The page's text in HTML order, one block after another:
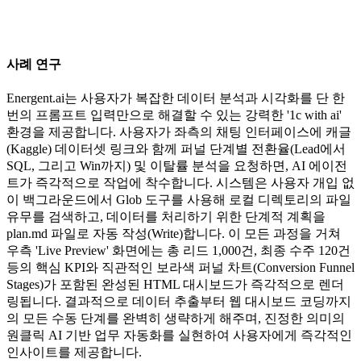
사례 연구
Energent.ai는 사용자가 복잡한 데이터 분석과 시각화를 단 한
번의 프롬프트 입력만으로 해결할 수 있는 강력한 '1c with ai'
환경을 제공합니다. 사용자가 좌측의 채팅 인터페이스에 캐글
(Kaggle) 데이터셋 링크와 함께 퍼널 단계별 전환율(Lead에서
SQL, 그리고 Win까지) 및 이탈률 분석을 요청하면, AI 에이전
트가 즉각적으로 작업에 착수합니다. 시스템은 사용자 개입 없
이 백그라운드에서 Glob 도구를 사용해 로컬 디렉토리의 파일
유무를 검색하고, 데이터를 처리하기 위한 단계적 계획을
plan.md 파일로 자동 작성(Write)합니다. 이 모든 과정을 거쳐
우측 'Live Preview' 화면에는 총 리드 1,000건, 최종 수주 120건
등의 핵심 KPI와 직관적인 보라색 퍼널 차트(Conversion Funnel
Stages)가 포함된 완성된 HTML 대시보드가 즉각적으로 렌더
링됩니다. 결과적으로 데이터 추출부터 웹 대시보드 코딩까지
의 모든 수동 단계를 완벽히 생략하게 해주며, 진정한 의미의
원클릭 AI 기반 업무 자동화를 실현하여 사용자에게 즉각적인
인사이트를 제공합니다.